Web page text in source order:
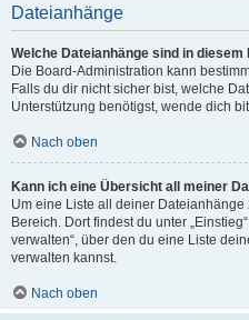
Dateianhänge
Welche Dateianhänge sind in diesem
Die Board-Administration kann
Falls du dir nicht sicher bist, welche
Unterstützung benötigst, wende dich
Nach oben
Kann ich eine Übersicht all meiner
Um eine Liste all deiner
Bereich. Dort findest du unter
verwalten“, über den du eine Liste
verwalten kannst.
Nach oben